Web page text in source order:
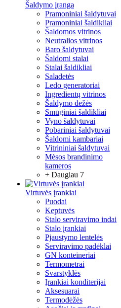
Šaldymo įranga
Pramoniniai šaldytuvai
Pramoniniai šaldikliai
Šaldomos vitrinos
Neutralios vitrinos
Baro šaldytuvai
Šaldomi stalai
Stalai šaldikliai
Saladetės
Ledo generatoriai
Ingredientų vitrinos
Šaldymo dežės
Smūginiai šaldikliai
Vyno šaldytuvai
Pobariniai šaldytuvai
Šaldomi kambariai
Vitrininiai šaldytuvai
Mėsos brandinimo
kameros
+ Daugiau 7
Virtuvės įrankiai
Puodai
Keptuvės
Stalo serviravimo indai
Stalo įrankiai
Pjaustymo lentelės
Serviravimo padėklai
GN konteineriai
Termometrai
Svarstyklės
Įrankiai konditerijai
Aksesuarai
Termodėžės